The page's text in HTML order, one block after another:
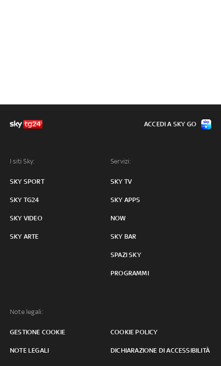
I siti Sky:
SKY SPORT
SKY TG24
SKY VIDEO
SKY ARTE
Servizi:
SKY TV
SKY APPS
NOW
SKY BAR
SPAZI SKY
PROGRAMMI
Note legali:
GESTIONE COOKIE COOKIE POLICY
NOTE LEGALI DICHIARAZIONE DI ACCESSIBILITÀ
ACCEDI A SKY GO